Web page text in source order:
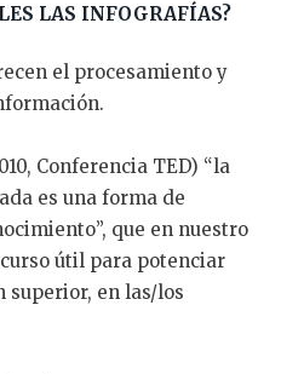
LAS INFOGRAFÍAS?
el procesamiento y
Conferencia TED) “la
es una forma de
que en nuestro
útil para potenciar
superior, en las/los